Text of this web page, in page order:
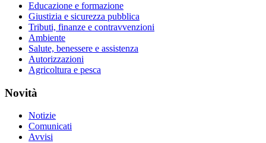
Educazione e formazione
Giustizia e sicurezza pubblica
Tributi, finanze e contravvenzioni
Ambiente
Salute, benessere e assistenza
Autorizzazioni
Agricoltura e pesca
Novità
Notizie
Comunicati
Avvisi